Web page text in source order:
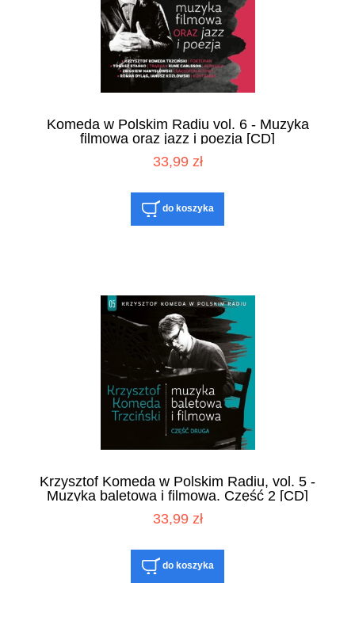
Komeda w Polskim Radiu vol. 6 - Muzyka
filmowa oraz jazz i poezja [CD]
33,99 zł
do koszyka
Krzysztof Komeda w Polskim Radiu, vol. 5 -
Muzyka baletowa i filmowa. Część 2 [CD]
33,99 zł
do koszyka